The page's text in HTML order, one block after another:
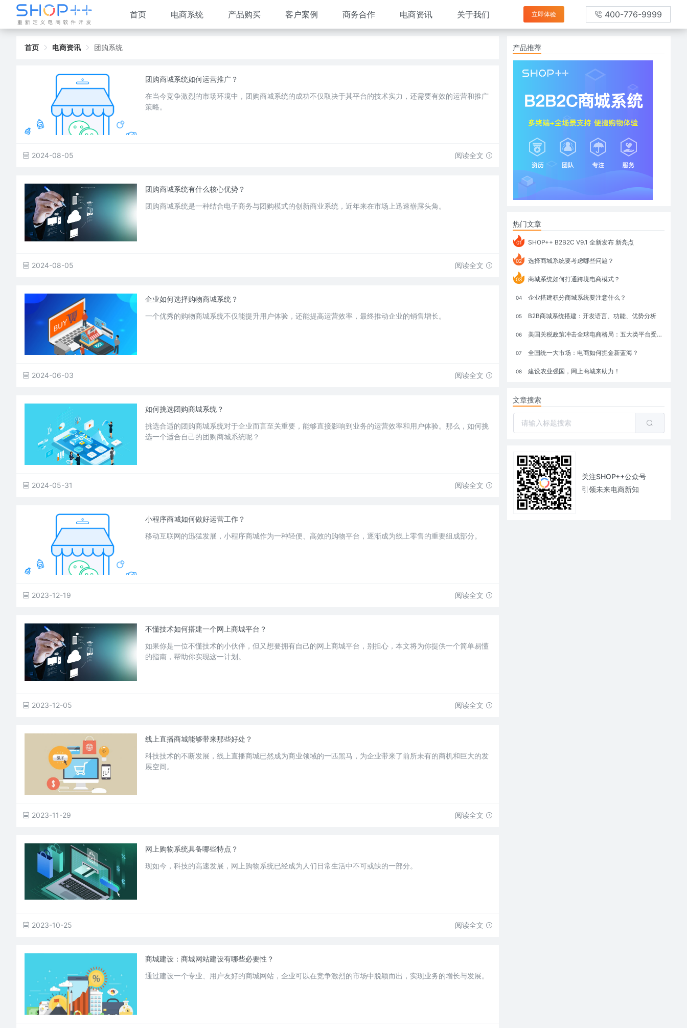
首页 电商系统 产品购买 客户案例 商务合作 电商资讯 关于我们 立即体验 400-776-9999
首页 电商资讯 团购系统
团购商城系统如何运营推广？
在当今竞争激烈的市场环境中，团购商城系统的成功不仅取决于其平台的技术实力，还需要有效的运营和推广
策略。
2024-08-05 阅读全文
团购商城系统有什么核心优势？
团购商城系统是一种结合电子商务与团购模式的创新商业系统，近年来在市场上迅速崭露头角。
2024-08-05 阅读全文
企业如何选择购物商城系统？
一个优秀的购物商城系统不仅能提升用户体验，还能提高运营效率，最终推动企业的销售增长。
2024-06-03 阅读全文
如何挑选团购商城系统？
挑选合适的团购商城系统对于企业而言至关重要，能够直接影响到业务的运营效率和用户体验。那么，如何挑
选一个适合自己的团购商城系统呢？
2024-05-31 阅读全文
小程序商城如何做好运营工作？
移动互联网的迅猛发展，小程序商城作为一种轻便、高效的购物平台，逐渐成为线上零售的重要组成部分。
2023-12-19 阅读全文
不懂技术如何搭建一个网上商城平台？
如果你是一位不懂技术的小伙伴，但又想要拥有自己的网上商城平台，别担心，本文将为你提供一个简单易懂
的指南，帮助你实现这一计划。
2023-12-05 阅读全文
线上直播商城能够带来那些好处？
科技技术的不断发展，线上直播商城已然成为商业领域的一匹黑马，为企业带来了前所未有的商机和巨大的发
展空间。
2023-11-29 阅读全文
网上购物系统具备哪些特点？
现如今，科技的高速发展，网上购物系统已经成为人们日常生活中不可或缺的一部分。
2023-10-25 阅读全文
商城建设：商城网站建设有哪些必要性？
通过建设一个专业、用户友好的商城网站，企业可以在竞争激烈的市场中脱颖而出，实现业务的增长与发展。
产品推荐
热门文章
01 SHOP++ B2B2C V9.1 全新发布 新亮点
02 选择商城系统要考虑哪些问题？
03 商城系统如何打通跨境电商模式？
04 企业搭建积分商城系统要注意什么？
05 B2B商城系统搭建：开发语言、功能、优势分析
06 美国关税政策冲击全球电商格局：五大类平台受重创，转型与自救成关键
07 全国统一大市场：电商如何掘金新蓝海？
08 建设农业强国，网上商城来助力！
文章搜索
关注SHOP++公众号
引领未来电商新知